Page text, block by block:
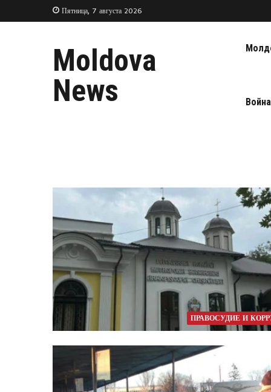
Пятница, 7 августа 2026
Moldova
News
ПРАВОСУДИЕ И